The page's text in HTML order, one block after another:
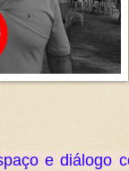
e diálogo